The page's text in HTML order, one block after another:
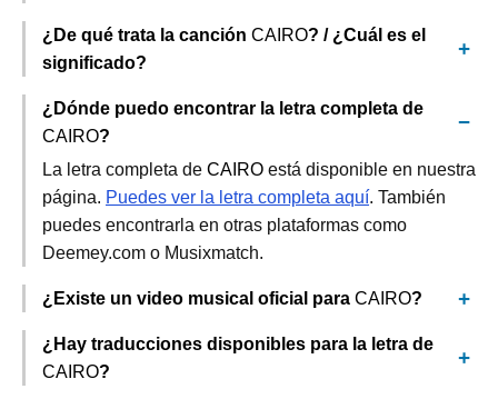
¿De qué trata la canción CAIRO? / ¿Cuál es el
significado?
¿Dónde puedo encontrar la letra completa de
CAIRO?
La letra completa de CAIRO está disponible en nuestra
página. Puedes ver la letra completa aquí. También
puedes encontrarla en otras plataformas como
Deemey.com o Musixmatch.
¿Existe un video musical oficial para CAIRO?
¿Hay traducciones disponibles para la letra de
CAIRO?